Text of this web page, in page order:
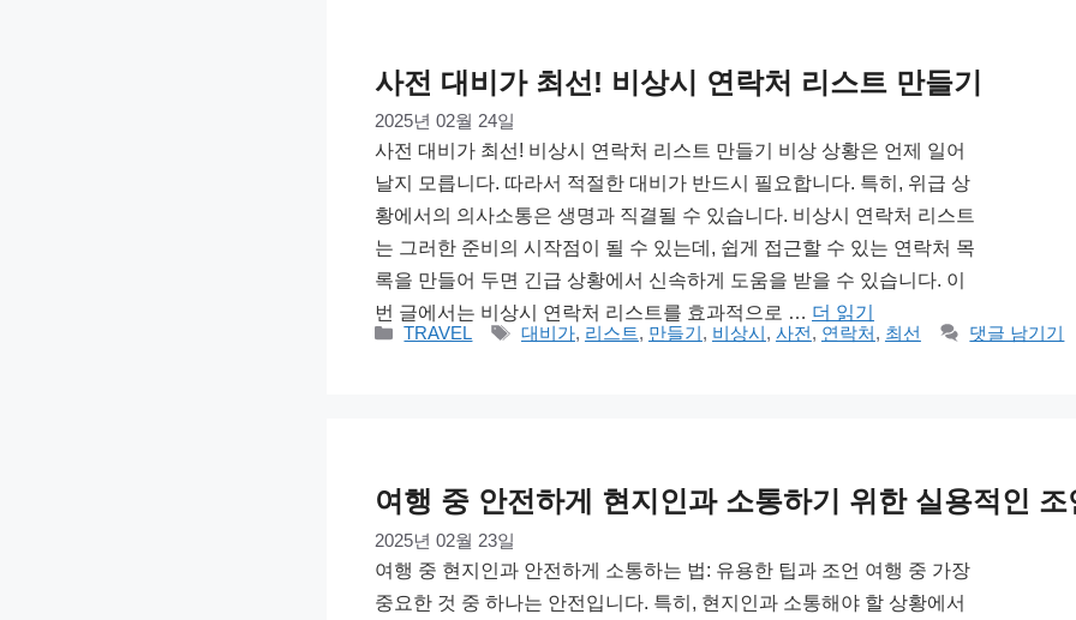
사전 대비가 최선! 비상시 연락처 리스트 만들기
2025년 02월 24일
사전 대비가 최선! 비상시 연락처 리스트 만들기 비상 상황은 언제 일어
날지 모릅니다. 따라서 적절한 대비가 반드시 필요합니다. 특히, 위급 상
황에서의 의사소통은 생명과 직결될 수 있습니다. 비상시 연락처 리스트
는 그러한 준비의 시작점이 될 수 있는데, 쉽게 접근할 수 있는 연락처 목
록을 만들어 두면 긴급 상황에서 신속하게 도움을 받을 수 있습니다. 이
번 글에서는 비상시 연락처 리스트를 효과적으로 … 더 읽기
카
TRAVEL
태
대비가, 리스트, 만들기, 비상시, 사전, 연락처, 최선 댓글 남기기
여행 중 안전하게 현지인과 소통하기 위한 실용적인 조
2025년 02월 23일
여행 중 현지인과 안전하게 소통하는 법: 유용한 팁과 조언 여행 중 가장
중요한 것 중 하나는 안전입니다. 특히, 현지인과 소통해야 할 상황에서